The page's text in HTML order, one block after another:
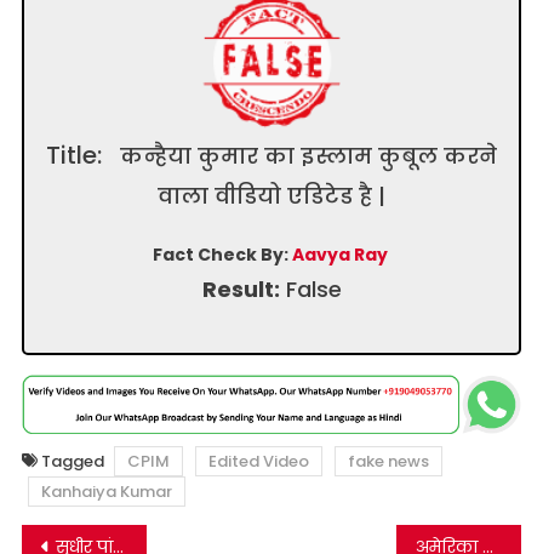
Title: कन्हैया कुमार का इस्लाम कुबूल करने
वाला वीडियो एडिटेड है |
Fact Check By:Aavya Ray
Result: False
Tagged CPIM Edited Video
fake news
Kanhaiya Kumar
सुधीर पांडे नामक शख्स को कथित काल्पनिक विधायक अनिल उपाध्याय बता वायरल किया जा रहा है। अमेरिका में 2019 में हुये मोदी विरोधी प्रदर्शन को वर्तमान में हो रहे किसान आंदोलन का बता वायरल किया जा रहा है।